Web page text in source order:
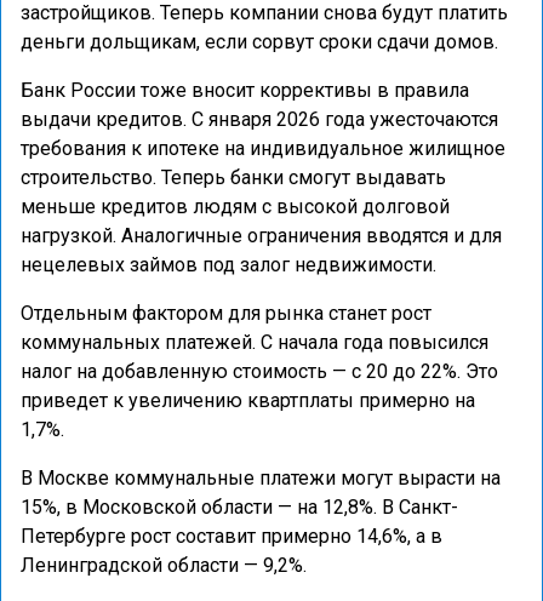
застройщиков. Теперь компании снова будут платить
деньги дольщикам, если сорвут сроки сдачи домов.
Банк России тоже вносит коррективы в правила
выдачи кредитов. С января 2026 года ужесточаются
требования к ипотеке на индивидуальное жилищное
строительство. Теперь банки смогут выдавать
меньше кредитов людям с высокой долговой
нагрузкой. Аналогичные ограничения вводятся и для
нецелевых займов под залог недвижимости.
Отдельным фактором для рынка станет рост
коммунальных платежей. С начала года повысился
налог на добавленную стоимость — с 20 до 22%. Это
приведет к увеличению квартплаты примерно на
1,7%.
В Москве коммунальные платежи могут вырасти на
15%, в Московской области — на 12,8%. В Санкт-
Петербурге рост составит примерно 14,6%, а в
Ленинградской области — 9,2%.